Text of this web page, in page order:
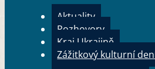
Aktuality
Rozhovory
Kraj Ukrajině
Zážitkový kulturní